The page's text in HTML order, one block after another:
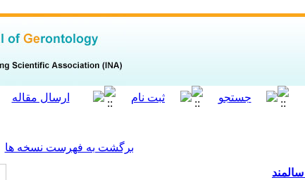
برگشت به فهرست نسخه ها